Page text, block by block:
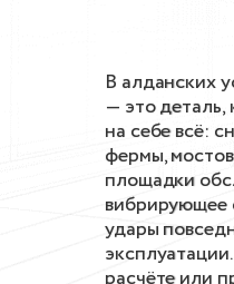
В алданских
— это деталь,
на себе всё:
фермы,
площадки
вибрирующее
удары